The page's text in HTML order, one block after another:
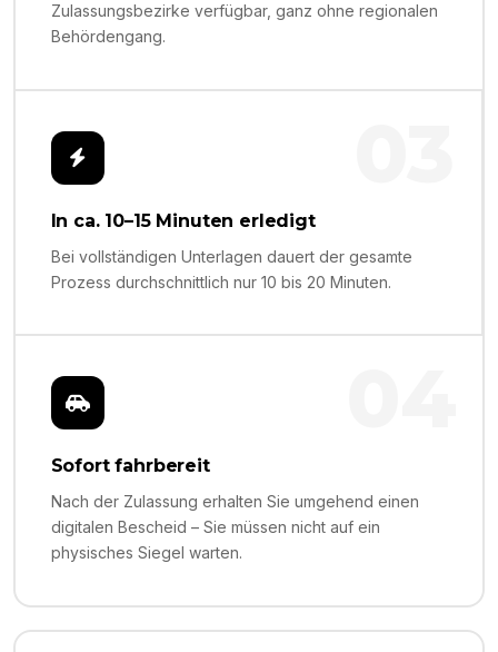
Zulassungsbezirke verfügbar, ganz ohne regionalen
Behördengang.
In ca. 10–15 Minuten erledigt
Bei vollständigen Unterlagen dauert der gesamte
Prozess durchschnittlich nur 10 bis 20 Minuten.
Sofort fahrbereit
Nach der Zulassung erhalten Sie umgehend einen
digitalen Bescheid – Sie müssen nicht auf ein
physisches Siegel warten.